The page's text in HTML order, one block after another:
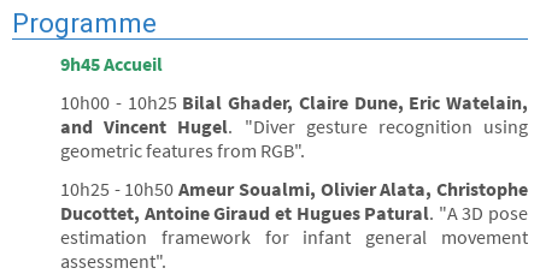
Programme
9h45 Accueil
10h00 - 10h25 Bilal Ghader, Claire Dune, Eric Watelain,
and Vincent Hugel. "Diver gesture recognition using
geometric features from RGB".
10h25 - 10h50Ameur Soualmi, Olivier Alata, Christophe
Ducottet, Antoine Giraud et Hugues Patural. "A 3D pose
estimation framework for infant general movement
assessment".